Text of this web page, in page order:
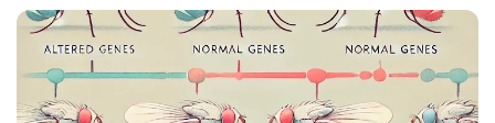
時にゲノムへの理解を深めてくれるものでもあっ
た」と述べ、さらに、「問題の他種植物のDNAが汚
染によるものだったり、ミトコンドリアではなく核